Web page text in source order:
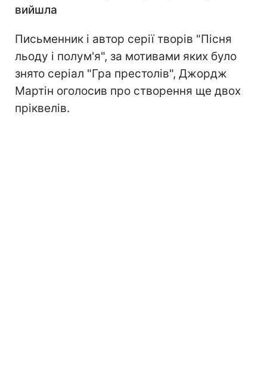
вийшла
Письменник і автор серії творів "Пісня
льоду і полум'я", за мотивами яких було
знято серіал "Гра престолів", Джордж
Мартін оголосив про створення ще двох
пріквелів.